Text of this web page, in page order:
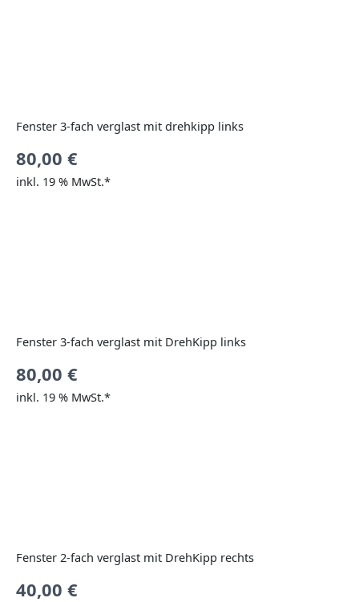
Fenster 3-fach verglast mit drehkipp links
80,00 €
inkl. 19 % MwSt.*
Fenster 3-fach verglast mit DrehKipp links
80,00 €
inkl. 19 % MwSt.*
Fenster 2-fach verglast mit DrehKipp rechts
40,00 €